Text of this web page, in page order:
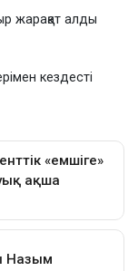
жарақат алды
кездесті